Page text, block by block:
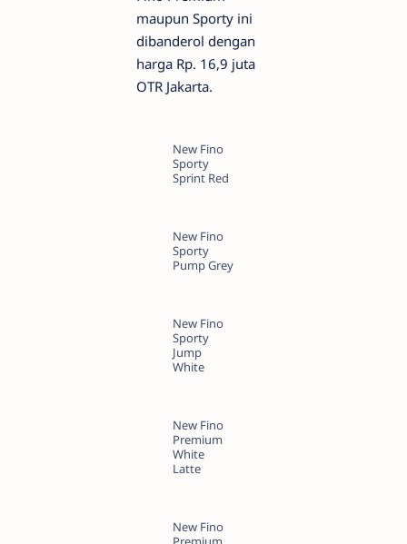
maupun Sporty ini
dibanderol dengan
harga Rp. 16,9 juta
OTR Jakarta.
New Fino
Sporty
Sprint Red
New Fino
Sporty
Pump Grey
New Fino
Sporty
Jump
White
New Fino
Premium
White
Latte
New Fino